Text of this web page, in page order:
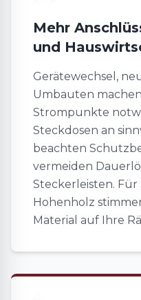
Mehr
und
Gerätewechsel,
Umbauten
Strompunkte
Steckdosen an
beachten
vermeiden
Steckerleisten.
Hohenholz
Material auf Ihre